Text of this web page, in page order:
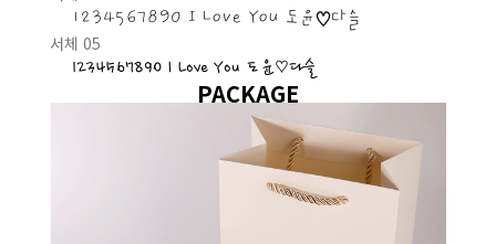
1234567890 I Love You 도윤♡다슬
서체 05
1234567890 I Love You 도윤♡다슬
PACKAGE